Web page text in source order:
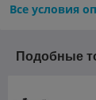
Все условия
Подобные